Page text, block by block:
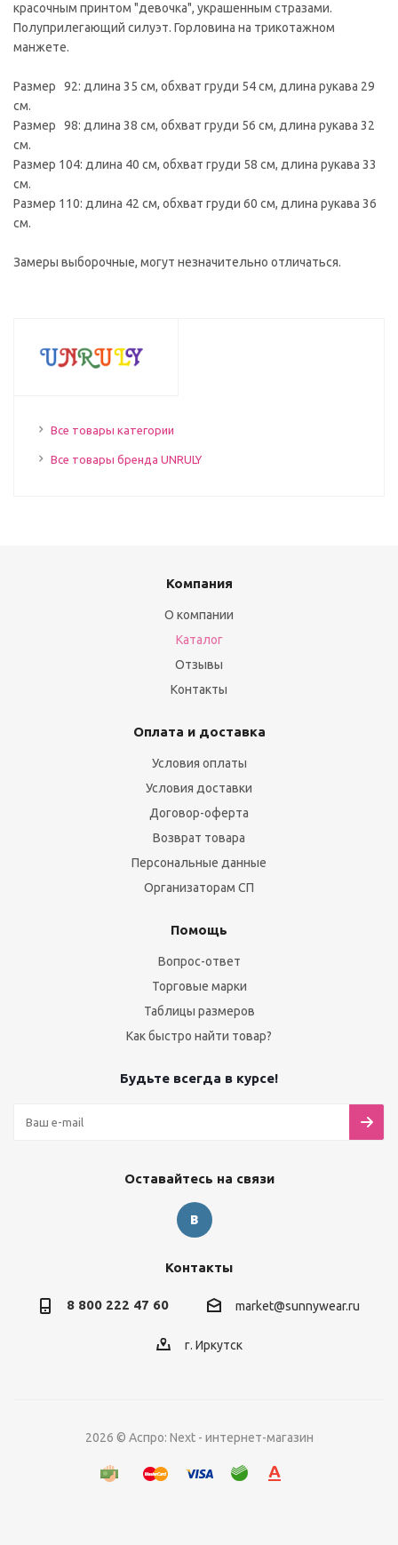
красочным принтом "девочка", украшенным стразами.
Полуприлегающий силуэт. Горловина на трикотажном
манжете.
Размер 92: длина 35 см, обхват груди 54 см, длина рукава 29
см.
Размер 98: длина 38 см, обхват груди 56 см, длина рукава 32
см.
Размер 104: длина 40 см, обхват груди 58 см, длина рукава 33
см.
Размер 110: длина 42 см, обхват груди 60 см, длина рукава 36
см.
Замеры выборочные, могут незначительно отличаться.
Все товары категории
Все товары бренда UNRULY
Компания
О компании
Каталог
Отзывы
Контакты
Оплата и доставка
Условия оплаты
Условия доставки
Договор-оферта
Возврат товара
Персональные данные
Организаторам СП
Помощь
Вопрос-ответ
Торговые марки
Таблицы размеров
Как быстро найти товар?
Будьте всегда в курсе!
Оставайтесь на связи
Контакты
8 800 222 47 60 market@sunnywear.ru
г. Иркутск
2026 © Аспро: Next - интернет-магазин